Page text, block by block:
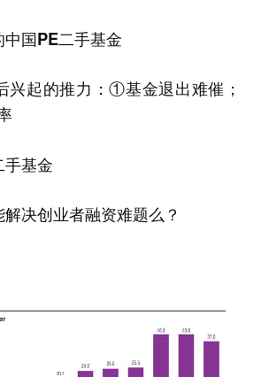
国PE二手基金
兴起的推力：①基金退出难催；
基金
决创业者融资难题么？